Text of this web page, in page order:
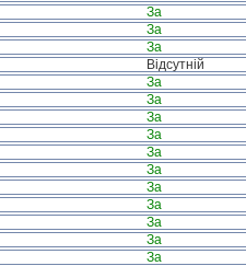
За
За
За
Відсутній
За
За
За
За
За
За
За
За
За
За
За